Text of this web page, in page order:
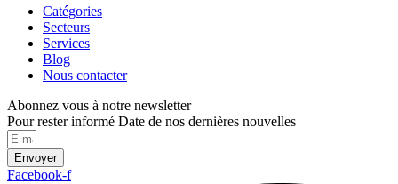
Catégories
Secteurs
Services
Blog
Nous contacter
Abonnez vous à notre newsletter
Pour rester informé Date de nos dernières nouvelles
Envoyer
Facebook-f